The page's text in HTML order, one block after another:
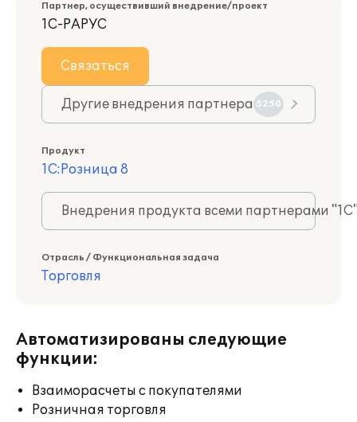
Партнер, осуществивший внедрение/проект
1С-РАРУС
Связаться
Другие внедрения партнера 5250
Продукт
1С:Розница 8
Внедрения продукта всеми партнерами
Отрасль / Функциональная задача
Торговля
Автоматизированы следующие
функции:
Взаиморасчеты с покупателями
Розничная торговля